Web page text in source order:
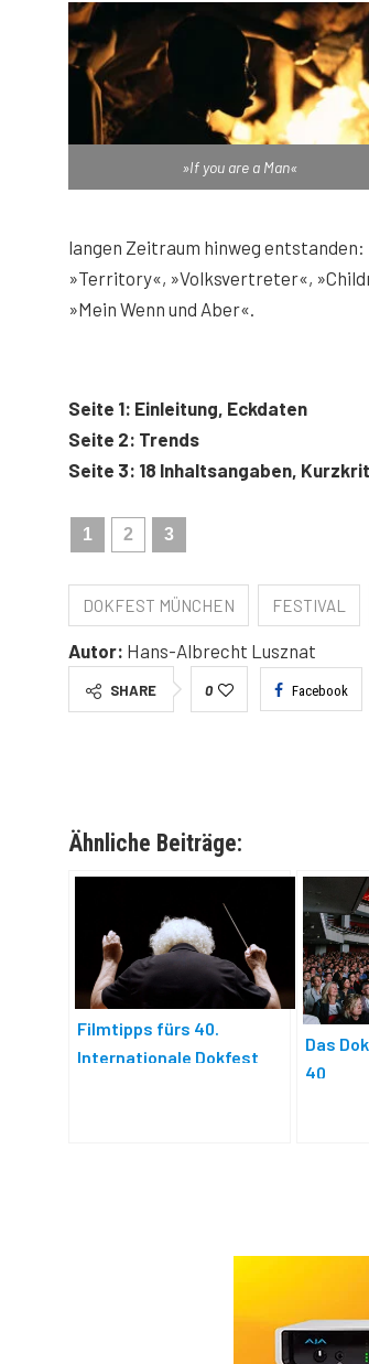
»If you are a Man«
langen Zeitraum hinweg entstanden:
»Territory«, »Volksvertreter«,
»Mein Wenn und Aber«.
Seite 1: Einleitung, Eckdaten
Seite 2: Trends
Seite 3: 18 Inhaltsangaben,
1 2 3
DOKFEST MÜNCHEN FESTIVAL
Autor: Hans-Albrecht Lusznat
SHARE 0 Facebook
Ähnliche Beiträge:
Filmtipps fürs 40.
Internationale Dokfest
Das
40